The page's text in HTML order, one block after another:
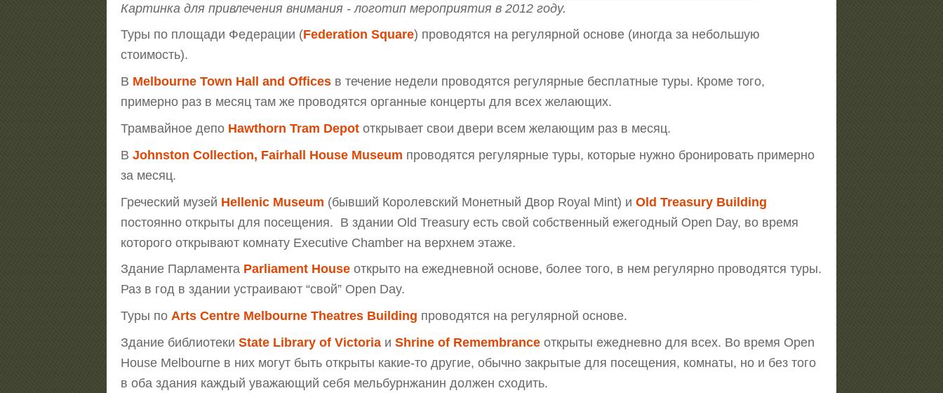
Картинка для привлечения внимания - логотип мероприятия в 2012 году.
Туры по площади Федерации (Federation Square) проводятся на регулярной основе (иногда за небольшую
стоимость).
В Melbourne Town Hall and Offices в течение недели проводятся регулярные бесплатные туры. Кроме того,
примерно раз в месяц там же проводятся органные концерты для всех желающих.
Трамвайное депо Hawthorn Tram Depot открывает свои двери всем желающим раз в месяц.
В Johnston Collection, Fairhall House Museum проводятся регулярные туры, которые нужно бронировать примерно
за месяц.
Греческий музей Hellenic Museum (бывший Королевский Монетный Двор Royal Mint) и Old Treasury Building
постоянно открыты для посещения. В здании Old Treasury есть свой собственный ежегодный Open Day, во время
которого открывают комнату Executive Chamber на верхнем этаже.
Здание Парламента Parliament House открыто на ежедневной основе, более того, в нем регулярно проводятся туры.
Раз в год в здании устраивают “свой” Open Day.
Туры по Arts Centre Melbourne Theatres Building проводятся на регулярной основе.
Здание библиотеки State Library of Victoria и Shrine of Remembrance открыты ежедневно для всех. Во время Open
House Melbourne в них могут быть открыты какие-то другие, обычно закрытые для посещения, комнаты, но и без того
в оба здания каждый уважающий себя мельбурнжанин должен сходить.